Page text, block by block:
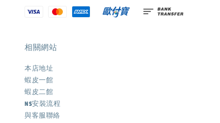
相關網站
本店地址
蝦皮一館
蝦皮二館
NS安裝流程
與客服聯絡